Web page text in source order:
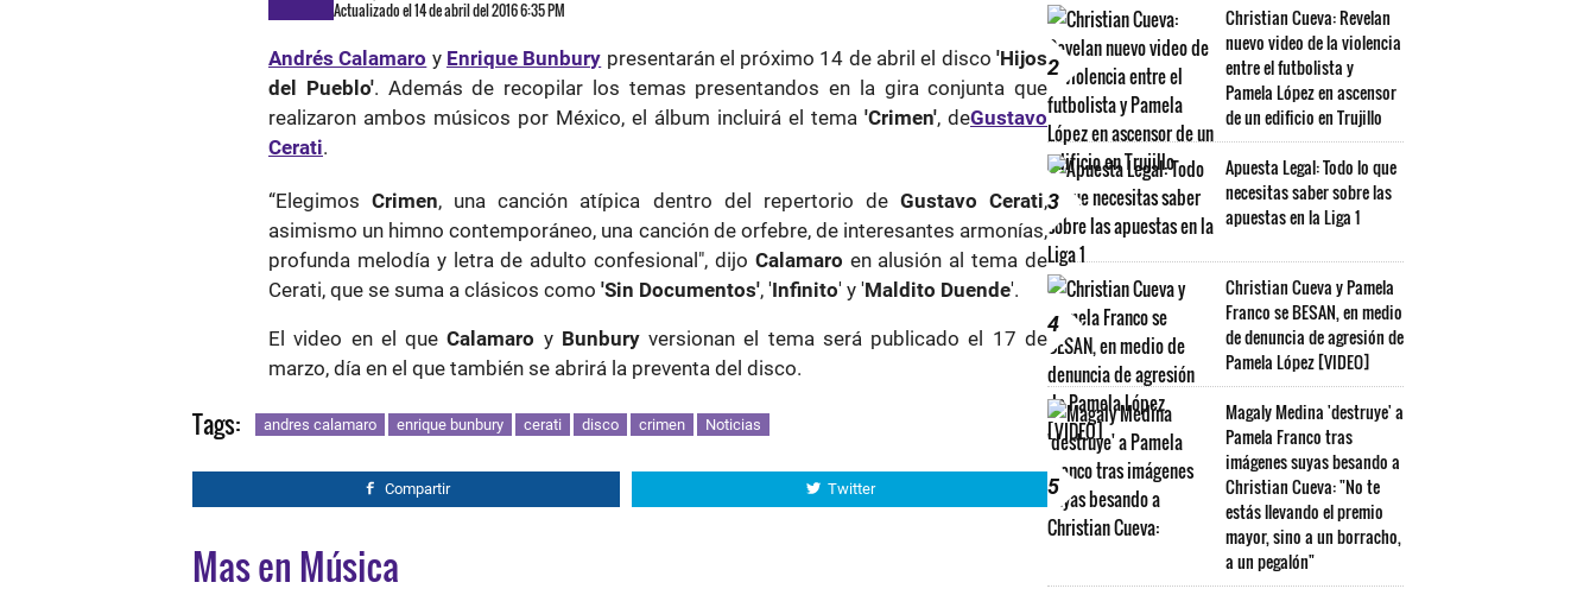
Actualizado el 14 de abril del 2016 6:35 PM
Andrés Calamaro y Enrique Bunbury presentarán el próximo 14 de abril el disco 'Hijos
del Pueblo'. Además de recopilar los temas presentandos en la gira conjunta que
realizaron ambos músicos por México, el álbum incluirá el tema 'Crimen', deGustavo
Cerati.
“ElegimosCrimen, una canción atípica dentro del repertorio de Gustavo Cerati,
asimismo un himno contemporáneo, una canción de orfebre, de interesantes armonías,
profunda melodía y letra de adulto confesional", dijo Calamaro en alusión al tema de
Cerati, que se suma a clásicos como 'Sin Documentos', 'Infinito' y 'Maldito Duende'.
El video en el queCalamaro y Bunburyversionan el tema será publicado el 17 de
marzo, día en el que también se abrirá la preventa del disco.
Tags: andres calamaro enrique bunbury cerati disco crimen Noticias
Compartir Twitter
Mas en Música
2
Christian Cueva: Revelan
nuevo video de la violencia
entre el futbolista y
Pamela López en ascensor
de un edificio en Trujillo
3
Apuesta Legal: Todo lo que
necesitas saber sobre las
apuestas en la Liga 1
4
Christian Cueva y Pamela
Franco se BESAN, en medio
de denuncia de agresión de
Pamela López [VIDEO]
5
Magaly Medina 'destruye' a
Pamela Franco tras
imágenes suyas besando a
Christian Cueva: "No te
estás llevando el premio
mayor, sino a un borracho,
a un pegalón"